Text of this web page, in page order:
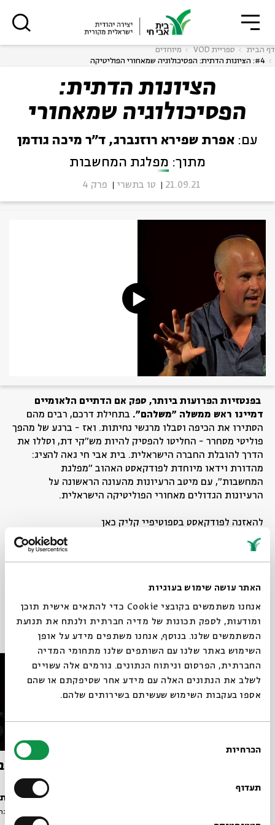
האתר עושה שימוש בעוגיות
אנחנו משתמשים בקובצי Cookie כדי להתאים אישית תוכן
ומודעות, לספק תכונות של מדיה חברתית ולנתח את תנועת
המשתמשים שלנו. בנוסף, אנחנו משתפים מידע על אופן
השימוש באתר שלנו עם השותפים שלנו מתחומי המדיה
החברתית, הפרסום וניתוח הנתונים. גורמים אלה עשויים
לשלב את הנתונים האלה עם מידע אחר שסיפקתם או שהם
אספו בעקבות השימוש שעשיתם בשירותים שלהם.
הסכמה
הכרחיות
תעדוף
אנגלית
דף הבית ספריית VOD
מיוחדים
#4: הציונות הדתית: הפסיכולוגיה שמאחורי הפוליטיקה
הציונות הדתית:
הפסיכולוגיה שמאחורי
הפוליטיקה
עם: אפרת שפירא רוזנברג, ד"ר מיכה גודמן
מתוך: מפלגת המחשבות
21.09.21 טו בתשרי פרק 4
בפנטזיות הפרועות ביותר, ספק אם הדתיים הלאומיים
דמיינו ראש ממשלה "משלהם". בתחילת דרכם, רבים מהם
הסתירו את הכיפה וסבלו מרגשי נחיתות. ואז - ברגע של מהפך
פוליטי מסחרר - החליטו להפסיק להיות מש"קי דת, וסללו את
הדרך להובלת החברה הישראלית. בית אבי חי גאה להציג:
מהדורת וידאו מיוחדת לפודקאסט האהוב "מפלגת
המחשבות", עם מיטב הרעיונות מהעונה הראשונה על
הרעיונות הגדולים מאחורי הפוליטיקה הישראלית.
להאזנה לפודקאסט בספוטיפיי קליק כאן
-
https://open.spotify.com/show/15Xf04XGXROOKujzHeAquq
פרקים נוספים בסדרה
זאב
עם: אפרת
סגור